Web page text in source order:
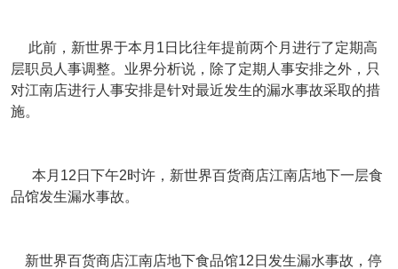
此前，新世界于本月1日比往年提前两个月进行了定期高
层职员人事调整。业界分析说，除了定期人事安排之外，只
对江南店进行人事安排是针对最近发生的漏水事故采取的措
施。
本月12日下午2时许，新世界百货商店江南店地下一层食
品馆发生漏水事故。
新世界百货商店江南店地下食品馆12日发生漏水事故，停